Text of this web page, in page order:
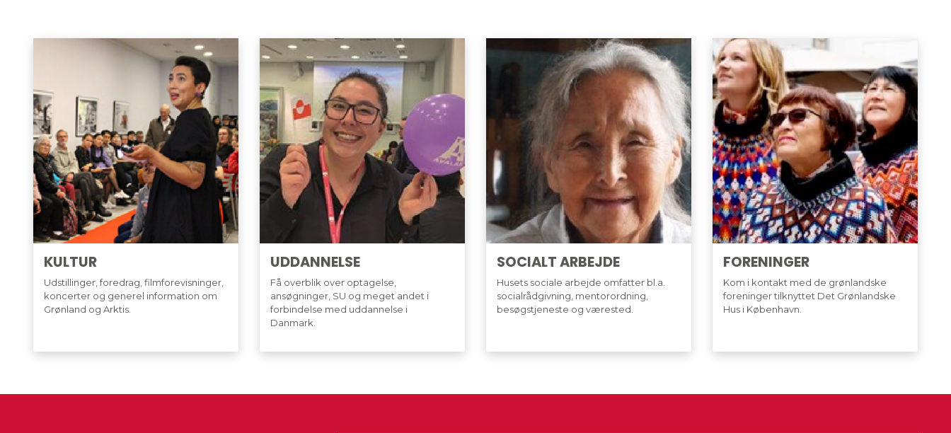
KULTUR
Udstillinger, foredrag, filmforevisninger,
koncerter og generel information om
Grønland og Arktis.
UDDANNELSE
Få overblik over optagelse,
ansøgninger, SU og meget andet i
forbindelse med uddannelse i
Danmark.
SOCIALT ARBEJDE
Husets sociale arbejde omfatter bl.a.
socialrådgivning, mentorordning,
besøgstjeneste og værested.
FORENINGER
Kom i kontakt med de grønlandske
foreninger tilknyttet Det Grønlandske
Hus i København.